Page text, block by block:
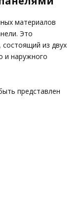
материалов
Это
из двух
и наружного
представлен